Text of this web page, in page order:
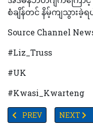
စံချိန်တင် နိမ့်ကျသွားခဲ့
Source Channel
#Liz_Truss
#UK
#Kwasi_Kwarteng
PREVIOUS
PREV NEXT
NEXT